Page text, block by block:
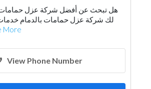
هل تبحث عن أفضل شركة عزل حمامات
لك شركة عزل حمامات بالدمام
More
View Phone Number